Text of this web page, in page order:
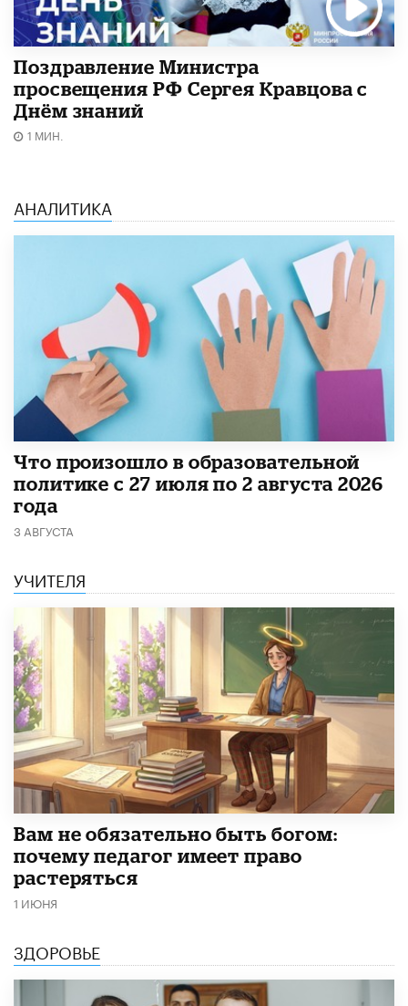
Поздравление Министра
просвещения РФ Сергея Кравцова с
Днём знаний
1 МИН.
АНАЛИТИКА
​Что произошло в образовательной
политике с 27 июля по 2 августа 2026
года
3 АВГУСТА
УЧИТЕЛЯ
​Вам не обязательно быть богом:
почему педагог имеет право
растеряться
1 ИЮНЯ
ЗДОРОВЬЕ